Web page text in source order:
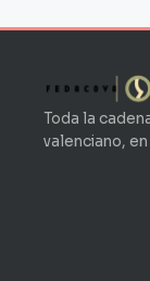
Toda la
valenciano,